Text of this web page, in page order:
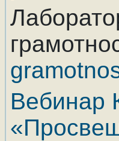
Вебинар